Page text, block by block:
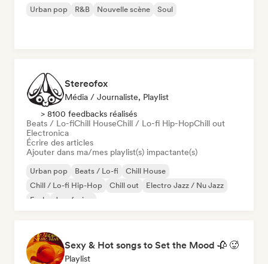
Urban pop R&B Nouvelle scène Soul
Stereofox
Média / Journaliste, Playlist
> 8100 feedbacks réalisés
Beats / Lo-fiChill HouseChill / Lo-fi Hip-HopChill out
Electronica
Écrire des articles
Ajouter dans ma/mes playlist(s) impactante(s)
Urban pop Beats / Lo-fi
Chill House
Chill / Lo-fi Hip-Hop
Chill out
Electro Jazz / Nu Jazz
Funk
Jazz fusion
Sexy & Hot songs to Set the Mood 🥀 🥵
Playlist